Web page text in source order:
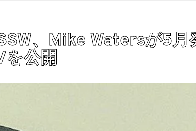
、Mike Watersが5月
を公開